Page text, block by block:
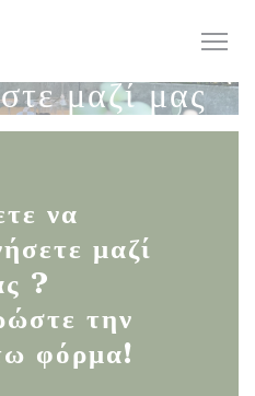
μαζί μας
να
μαζί
?
την
φόρμα!